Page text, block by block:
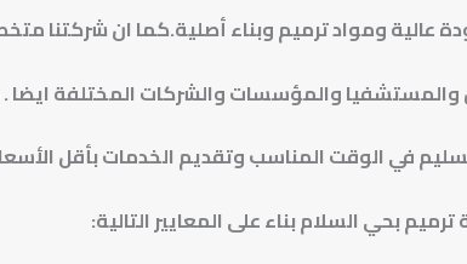
ومواد ترميم وبناء أصلية.كما ان شركتنا
والمستشفياوالمؤسسات والشركات المختلفة ايضا .
في الوقت المناسب وتقديم الخدمات بأقل
بحي السلام بناء على المعايير التالية: